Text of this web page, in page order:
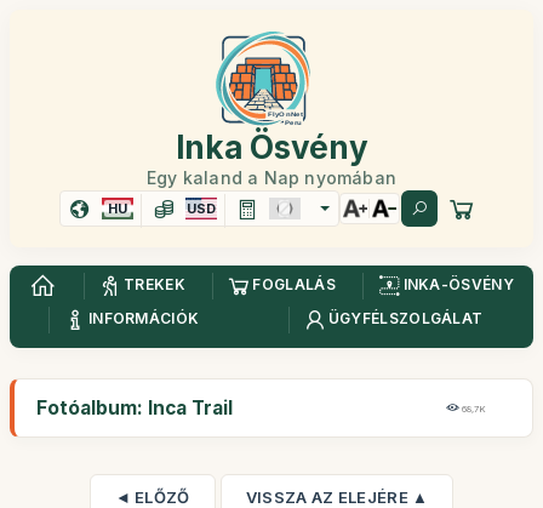
Inka Ösvény
Egy kaland a Nap nyomában
HU USD
TREKEK FOGLALÁS
INKA-ÖSVÉNY
INFORMÁCIÓK
ÜGYFÉLSZOLGÁLAT
Fotóalbum: Inca Trail 68,7K
◄ ELŐZŐ VISSZA AZ ELEJÉRE ▲